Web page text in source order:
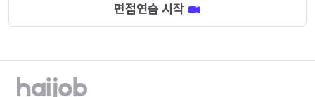
면접연습 시작